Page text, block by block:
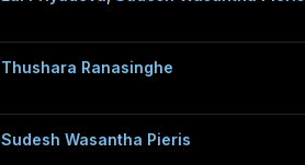
Thushara Ranasinghe
Sudesh Wasantha Pieris